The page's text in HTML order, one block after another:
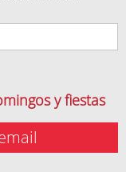
y fiestas